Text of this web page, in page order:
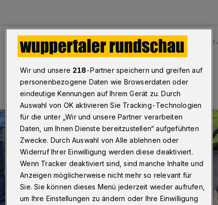
Lokales Impressionen der 4. Wuppertaler Fahrraddemo
Bilderstrecke
4. Wuppertaler Fahrraddemo „Kidical Mass“
Wir und unsere 218-Partner speichern und greifen auf
personenbezogene Daten wie Browserdaten oder
eindeutige Kennungen auf Ihrem Gerät zu. Durch
Auswahl von OK aktivieren Sie Tracking-Technologien
für die unter „Wir und unsere Partner verarbeiten
Daten, um Ihnen Dienste bereitzustellen“ aufgeführten
Zwecke. Durch Auswahl von Alle ablehnen oder
Widerruf Ihrer Einwilligung werden diese deaktiviert.
Wenn Tracker deaktiviert sind, sind manche Inhalte und
Anzeigen möglicherweise nicht mehr so relevant für
Sie. Sie können dieses Menü jederzeit wieder aufrufen,
um Ihre Einstellungen zu ändern oder Ihre Einwilligung